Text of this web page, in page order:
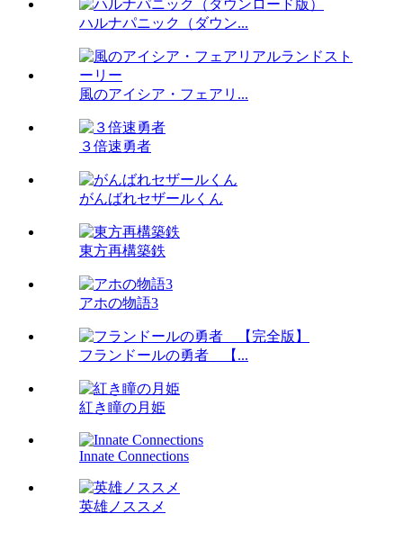
ハルナパニック（ダウン...
風のアイシア・フェアリ...
３倍速勇者
がんばれセザールくん
東方再構築鉄
アホの物語3
フランドールの勇者 【...
紅き瞳の月姫
Innate Connections
英雄ノススメ